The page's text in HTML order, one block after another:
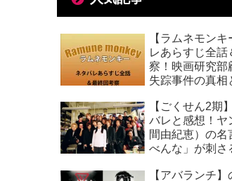
【ラムネモン
レあらすじ全話
察！映画研究部
失踪事件の真相
【ごくせん2期
バレと感想！ヤ
間由紀恵）の名
べんな」が刺さ
【アバランチ